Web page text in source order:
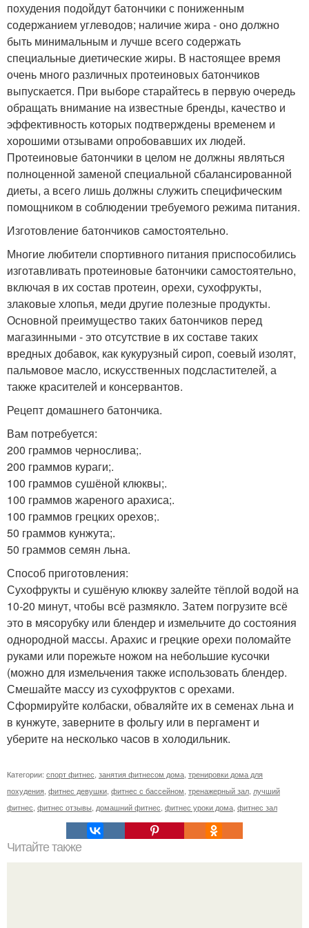
похудения подойдут батончики с пониженным
содержанием углеводов; наличие жира - оно должно
быть минимальным и лучше всего содержать
специальные диетические жиры. В настоящее время
очень много различных протеиновых батончиков
выпускается. При выборе старайтесь в первую очередь
обращать внимание на известные бренды, качество и
эффективность которых подтверждены временем и
хорошими отзывами опробовавших их людей.
Протеиновые батончики в целом не должны являться
полноценной заменой специальной сбалансированной
диеты, а всего лишь должны служить специфическим
помощником в соблюдении требуемого режима питания.
Изготовление батончиков самостоятельно.
Многие любители спортивного питания приспособились
изготавливать протеиновые батончики самостоятельно,
включая в их состав протеин, орехи, сухофрукты,
злаковые хлопья, меди другие полезные продукты.
Основной преимущество таких батончиков перед
магазинными - это отсутствие в их составе таких
вредных добавок, как кукурузный сироп, соевый изолят,
пальмовое масло, искусственных подсластителей, а
также красителей и консервантов.
Рецепт домашнего батончика.
Вам потребуется:
200 граммов чернослива;.
200 граммов кураги;.
100 граммов сушёной клюквы;.
100 граммов жареного арахиса;.
100 граммов грецких орехов;.
50 граммов кунжута;.
50 граммов семян льна.
Способ приготовления:
Сухофрукты и сушёную клюкву залейте тёплой водой на
10-20 минут, чтобы всё размякло. Затем погрузите всё
это в мясорубку или блендер и измельчите до состояния
однородной массы. Арахис и грецкие орехи поломайте
руками или порежьте ножом на небольшие кусочки
(можно для измельчения также использовать блендер.
Смешайте массу из сухофруктов с орехами.
Сформируйте колбаски, обваляйте их в семенах льна и
в кунжуте, заверните в фольгу или в пергамент и
уберите на несколько часов в холодильник.
Категории: спорт фитнес, занятия фитнесом дома, тренировки дома для
похудения, фитнес девушки, фитнес с бассейном, тренажерный зал, лучший
фитнес, фитнес отзывы, домашний фитнес, фитнес уроки дома, фитнес зал
Читайте также